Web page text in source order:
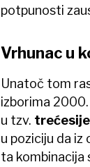
potpunosti
Vrhunac u
Unatoč tom
izborima
u tzv.
u poziciju da iz
ta kombinacija